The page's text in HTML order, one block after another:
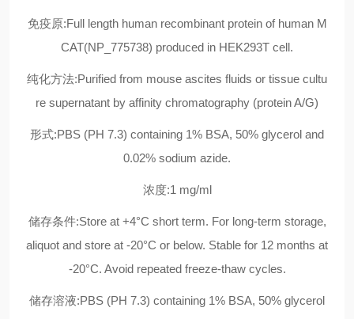
免疫原:Full length human recombinant protein of human M
CAT(NP_775738) produced in HEK293T cell.
纯化方法:Purified from mouse ascites fluids or tissue cultu
re supernatant by affinity chromatography (protein A/G)
形式:PBS (PH 7.3) containing 1% BSA, 50% glycerol and
0.02% sodium azide.
浓度:1 mg/ml
储存条件:Store at +4°C short term. For long-term storage,
aliquot and store at -20°C or below. Stable for 12 months at
-20°C. Avoid repeated freeze-thaw cycles.
储存溶液:PBS (PH 7.3) containing 1% BSA, 50% glycerol